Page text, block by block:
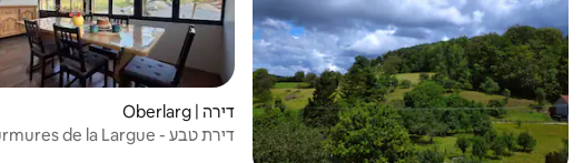
דירה | Oberlarg
דירת טבע - Les Murmures de la Largue -